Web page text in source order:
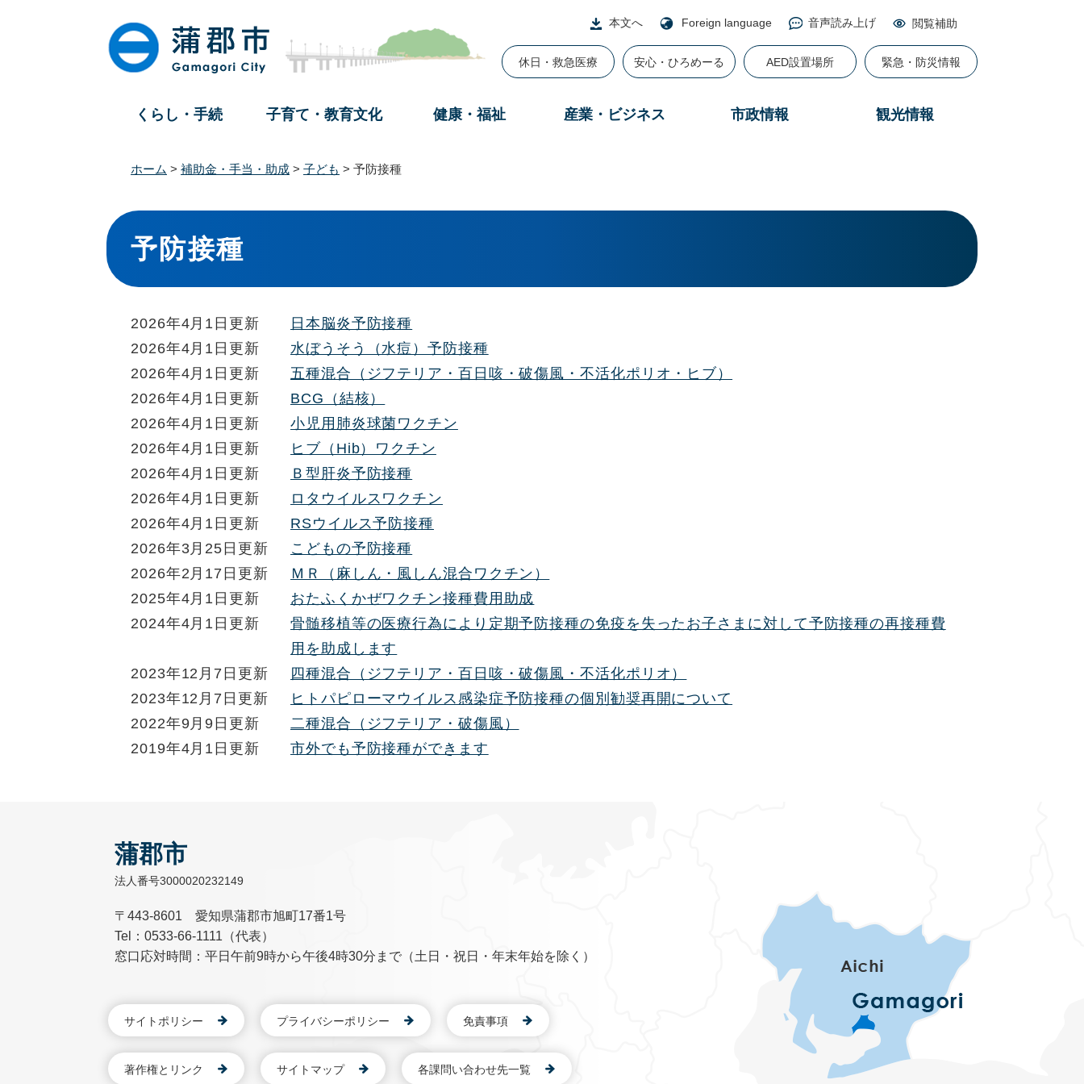
本文へ Foreign language 音声読み上げ 閲覧補助
休日・救急医療 安心・ひろめーる AED設置場所 緊急・防災情報
くらし・手続 子育て・教育文化 健康・福祉 産業・ビジネス 市政情報 観光情報
ホーム > 補助金・手当・助成 > 子ども > 予防接種
本
文
予防接種
2026年4月1日更新
日本脳炎予防接種
2026年4月1日更新
水ぼうそう（水痘）予防接種
2026年4月1日更新
五種混合（ジフテリア・百日咳・破傷風・不活化ポリオ・ヒブ）
2026年4月1日更新
BCG（結核）
2026年4月1日更新
小児用肺炎球菌ワクチン
2026年4月1日更新
ヒブ（Hib）ワクチン
2026年4月1日更新
Ｂ型肝炎予防接種
2026年4月1日更新
ロタウイルスワクチン
2026年4月1日更新
RSウイルス予防接種
2026年3月25日更新
こどもの予防接種
2026年2月17日更新
ＭＲ（麻しん・風しん混合ワクチン）
2025年4月1日更新
おたふくかぜワクチン接種費用助成
2024年4月1日更新
骨髄移植等の医療行為により定期予防接種の免疫を失ったお子さまに対して予防接種の再接種費
用を助成します
2023年12月7日更新
四種混合（ジフテリア・百日咳・破傷風・不活化ポリオ）
2023年12月7日更新
ヒトパピローマウイルス感染症予防接種の個別勧奨再開について
2022年9月9日更新
二種混合（ジフテリア・破傷風）
2019年4月1日更新
市外でも予防接種ができます
蒲郡市
法人番号3000020232149
〒443-8601 愛知県蒲郡市旭町17番1号
Tel：0533-66-1111（代表）
窓口応対時間：平日午前9時から午後4時30分まで（土日・祝日・年末年始を除く）
サイトポリシー プライバシーポリシー 免責事項
著作権とリンク サイトマップ 各課問い合わせ先一覧